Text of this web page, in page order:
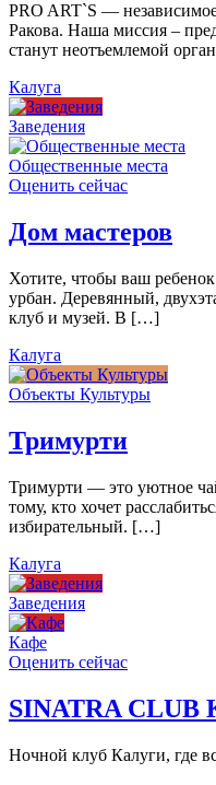
PRO ART`S —
Ракова. Наша миссия –
станут неотъемлемой
Калуга
Заведения
Общественные места
Оценить сейчас
Дом мастеров
Хотите, чтобы ваш
урбан. Деревянный,
клуб и музей. В […]
Калуга
Объекты Культуры
Тримурти
Тримурти — это уютное
тому, кто хочет
избирательный. […]
Калуга
Заведения
Кафе
Оценить сейчас
SINATRA
Ночной клуб Калуги, где